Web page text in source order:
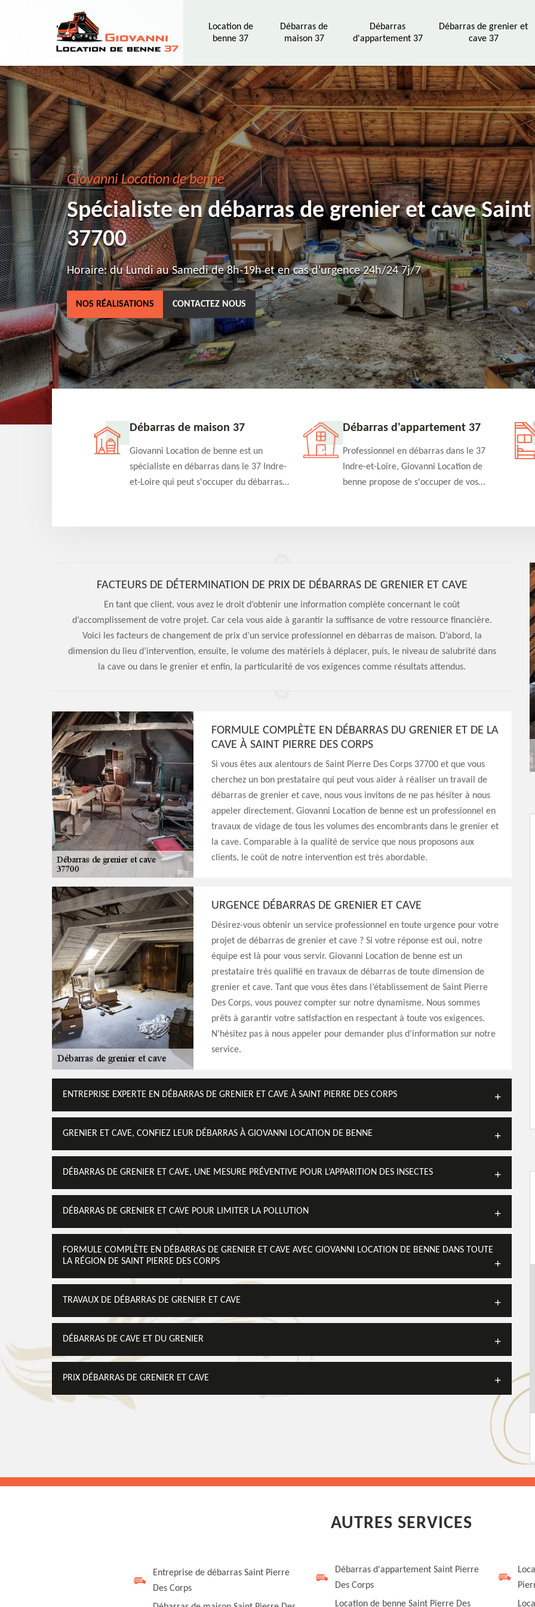
Location de
benne 37
Débarras de
maison 37
Débarras
d'appartement 37
Débarras de grenier et
cave 37
Giovanni Location de benne
Spécialiste en débarras de grenier et cave
37700
Horaire: du Lundi au Samedi de 8h-19h et en cas d'urgence 24h/24 7j/7
NOS RÉALISATIONS CONTACTEZ NOUS
37 Débarras de maison 37
Giovanni Location de benne est un
spécialiste en débarras dans le 37 Indre-
et-Loire qui peut s'occuper du débarras
et efficace
Débarras d'appartement 37
Professionnel en débarras dans le 37
Indre-et-Loire, Giovanni Location de
benne propose de s'occuper de vos
qualité en toute circonstance
FACTEURS DE DÉTERMINATION DE PRIX DE DÉBARRAS DE GRENIER ET CAVE
En tant que client, vous avez le droit d’obtenir une information complète concernant le coût
d’accomplissement de votre projet. Car cela vous aide à garantir la suffisance de votre ressource financière.
Voici les facteurs de changement de prix d’un service professionnel en débarras de maison. D’abord, la
dimension du lieu d’intervention, ensuite, le volume des matériels à déplacer, puis, le niveau de salubrité dans
la cave ou dans le grenier et enfin, la particularité de vos exigences comme résultats attendus.
FORMULE COMPLÈTE EN DÉBARRAS DU GRENIER ET DE LA
CAVE À SAINT PIERRE DES CORPS
Si vous êtes aux alentours de Saint Pierre Des Corps 37700 et que vous
cherchez un bon prestataire qui peut vous aider à réaliser un travail de
débarras de grenier et cave, nous vous invitons de ne pas hésiter à nous
appeler directement. Giovanni Location de benne est un professionnel en
travaux de vidage de tous les volumes des encombrants dans le grenier et
la cave. Comparable à la qualité de service que nous proposons aux
clients, le coût de notre intervention est très abordable.
URGENCE DÉBARRAS DE GRENIER ET CAVE
Désirez-vous obtenir un service professionnel en toute urgence pour votre
projet de débarras de grenier et cave ? Si votre réponse est oui, notre
équipe est là pour vous servir. Giovanni Location de benne est un
prestataire très qualifié en travaux de débarras de toute dimension de
grenier et cave. Tant que vous êtes dans l’établissement de Saint Pierre
Des Corps, vous pouvez compter sur notre dynamisme. Nous sommes
prêts à garantir votre satisfaction en respectant à toute vos exigences.
N’hésitez pas à nous appeler pour demander plus d’information sur notre
service.
ENTREPRISE EXPERTE EN DÉBARRAS DE GRENIER ET CAVE À SAINT PIERRE DES CORPS
GRENIER ET CAVE, CONFIEZ LEUR DÉBARRAS À GIOVANNI LOCATION DE BENNE
DÉBARRAS DE GRENIER ET CAVE, UNE MESURE PRÉVENTIVE POUR L’APPARITION DES INSECTES
DÉBARRAS DE GRENIER ET CAVE POUR LIMITER LA POLLUTION
FORMULE COMPLÈTE EN DÉBARRAS DE GRENIER ET CAVE AVEC GIOVANNI LOCATION DE BENNE DANS TOUTE
LA RÉGION DE SAINT PIERRE DES CORPS
TRAVAUX DE DÉBARRAS DE GRENIER ET CAVE
DÉBARRAS DE CAVE ET DU GRENIER
PRIX DÉBARRAS DE GRENIER ET CAVE
AUTRES SERVICES
Entreprise de débarras Saint Pierre
Des Corps
Débarras d'appartement Saint Pierre
Des Corps
Location de benne Saint Pierre Des